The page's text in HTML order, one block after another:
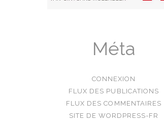
Méta
CONNEXION
FLUX DES PUBLICATIONS
FLUX DES COMMENTAIRES
SITE DE WORDPRESS-FR